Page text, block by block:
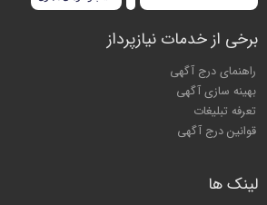
برخی از خدمات نیازپرداز
راهنمای درج آگهی
بهینه سازی آگهی
تعرفه تبلیغات
قوانین درج آگهی
لینک ها